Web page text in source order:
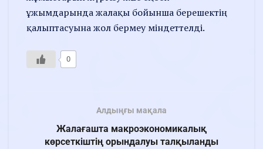
ұжымдарында жалақы бойынша берешектің
қалыптасуына жол бермеу міндеттелді.
0
Алдыңғы мақала
Жалағашта макроэкономикалық
көрсеткіштің орындалуы талқыланды